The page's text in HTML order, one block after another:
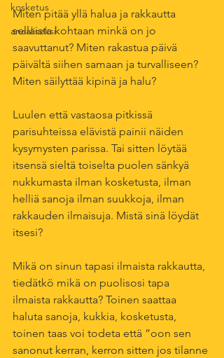
kosketus
anaaliseksi
Miten pitää yllä halua ja rakkautta
sellaista kohtaan minkä on jo
saavuttanut? Miten rakastua päivä
päivältä siihen samaan ja turvalliseen?
Miten säilyttää kipinä ja halu?
Luulen että vastaosa pitkissä
parisuhteissa elävistä painii näiden
kysymysten parissa. Tai sitten löytää
itsensä sieltä toiselta puolen sänkyä
nukkumasta ilman kosketusta, ilman
helliä sanoja ilman suukkoja, ilman
rakkauden ilmaisuja. Mistä sinä löydät
itsesi?
Mikä on sinun tapasi ilmaista rakkautta,
tiedätkö mikä on puolisosi tapa
ilmaista rakkautta? Toinen saattaa
haluta sanoja, kukkia, kosketusta,
toinen taas voi todeta että ”oon sen
sanonut kerran, kerron sitten jos tilanne